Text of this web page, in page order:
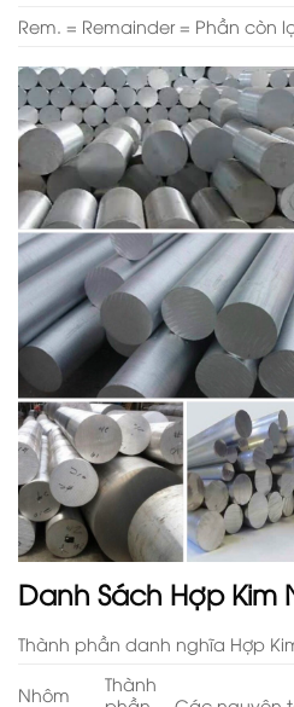
Rem. = Remainder = Phần còn
Danh Sách Hợp Kim
Thành phần danh nghĩa Hợp
Nhôm
Thành